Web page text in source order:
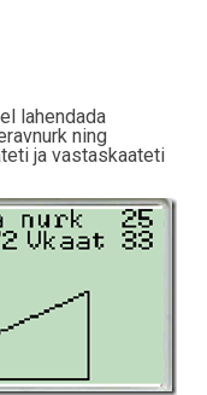
lahendada
ning
ja vastaskaateti